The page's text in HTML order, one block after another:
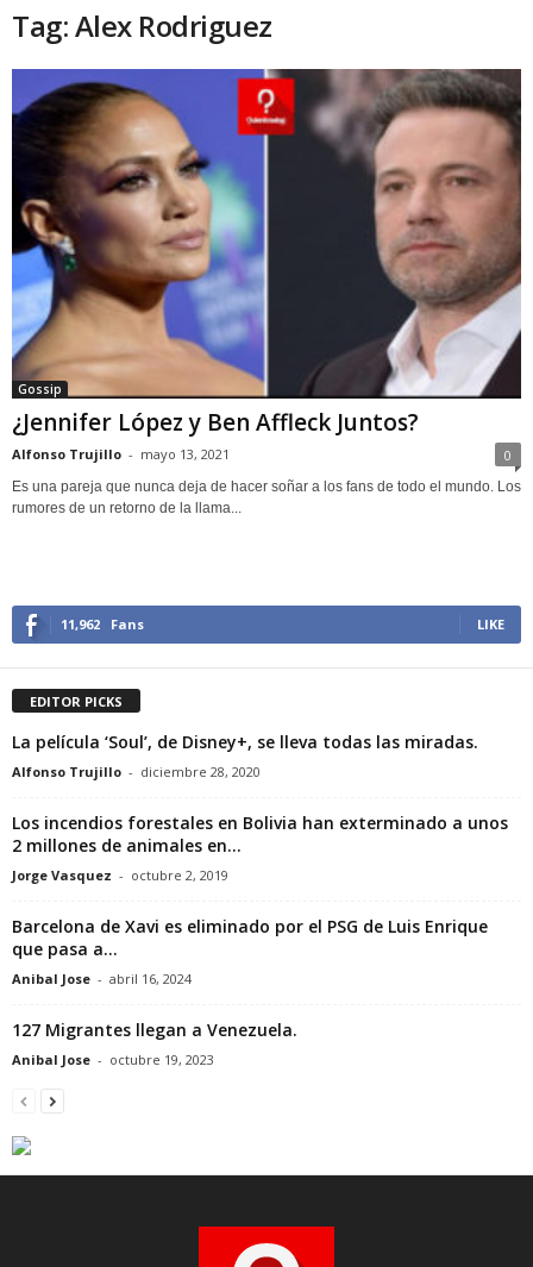
Tag: Alex Rodriguez
Gossip
¿Jennifer López y Ben Affleck Juntos?
Alfonso Trujillo - mayo 13, 2021 0
Es una pareja que nunca deja de hacer soñar a los fans de todo el mundo. Los
rumores de un retorno de la llama...
11,962 Fans LIKE
EDITOR PICKS
La película ‘Soul’, de Disney+, se lleva todas las miradas.
Alfonso Trujillo - diciembre 28, 2020
Los incendios forestales en Bolivia han exterminado a unos
2 millones de animales en...
Jorge Vasquez - octubre 2, 2019
Barcelona de Xavi es eliminado por el PSG de Luis Enrique
que pasa a...
Anibal Jose - abril 16, 2024
127 Migrantes llegan a Venezuela.
Anibal Jose - octubre 19, 2023